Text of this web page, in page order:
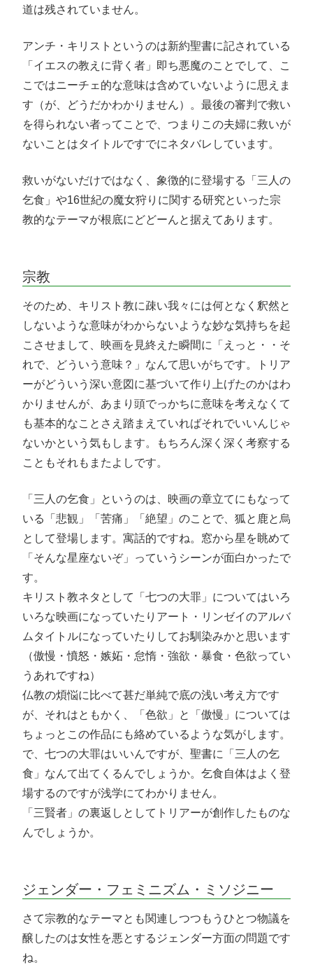
道は残されていません。
アンチ・キリストというのは新約聖書に記されている
「イエスの教えに背く者」即ち悪魔のことでして、こ
こではニーチェ的な意味は含めていないように思えま
す（が、どうだかわかりません）。最後の審判で救い
を得られない者ってことで、つまりこの夫婦に救いが
ないことはタイトルですでにネタバレしています。
救いがないだけではなく、象徴的に登場する「三人の
乞食」や16世紀の魔女狩りに関する研究といった宗
教的なテーマが根底にどどーんと据えてあります。
宗教
そのため、キリスト教に疎い我々には何となく釈然と
しないような意味がわからないような妙な気持ちを起
こさせまして、映画を見終えた瞬間に「えっと・・そ
れで、どういう意味？」なんて思いがちです。トリア
ーがどういう深い意図に基づいて作り上げたのかはわ
かりませんが、あまり頭でっかちに意味を考えなくて
も基本的なことさえ踏まえていればそれでいいんじゃ
ないかという気もします。もちろん深く深く考察する
こともそれもまたよしです。
「三人の乞食」というのは、映画の章立てにもなって
いる「悲観」「苦痛」「絶望」のことで、狐と鹿と烏
として登場します。寓話的ですね。窓から星を眺めて
「そんな星座ないぞ」っていうシーンが面白かったで
す。
キリスト教ネタとして「七つの大罪」についてはいろ
いろな映画になっていたりアート・リンゼイのアルバ
ムタイトルになっていたりしてお馴染みかと思います
（傲慢・憤怒・嫉妬・怠惰・強欲・暴食・色欲ってい
うあれですね）
仏教の煩悩に比べて甚だ単純で底の浅い考え方です
が、それはともかく、「色欲」と「傲慢」については
ちょっとこの作品にも絡めているような気がします。
で、七つの大罪はいいんですが、聖書に「三人の乞
食」なんて出てくるんでしょうか。乞食自体はよく登
場するのですが浅学にてわかりません。
「三賢者」の裏返しとしてトリアーが創作したものな
んでしょうか。
ジェンダー・フェミニズム・ミソジニー
さて宗教的なテーマとも関連しつつもうひとつ物議を
醸したのは女性を悪とするジェンダー方面の問題です
ね。